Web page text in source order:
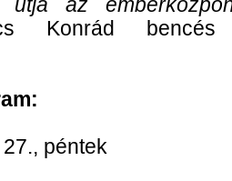
útja az
Konrád bencés
péntek